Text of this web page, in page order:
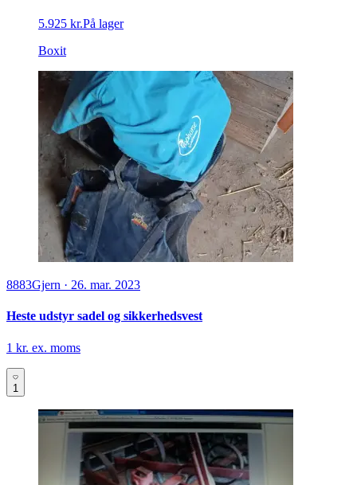
5.925 kr.På lager
Boxit
8883Gjern · 26. mar. 2023
Heste udstyr sadel og sikkerhedsvest
1 kr. ex. moms
1